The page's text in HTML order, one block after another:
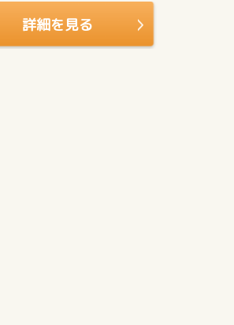
詳細を見る